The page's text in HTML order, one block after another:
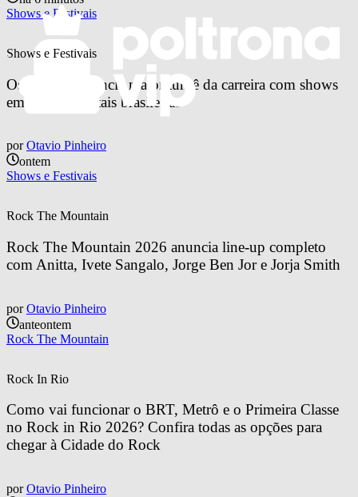
Shows e Festivais
Shows e Festivais
Os Garotin anuncia maior turnê da carreira com shows
em quatro capitais brasileiras
por Otavio Pinheiro
ontem
Shows e Festivais
Rock The Mountain
Rock The Mountain 2026 anuncia line-up completo
com Anitta, Ivete Sangalo, Jorge Ben Jor e Jorja Smith
por Otavio Pinheiro
anteontem
Rock The Mountain
Rock In Rio
Como vai funcionar o BRT, Metrô e o Primeira Classe
no Rock in Rio 2026? Confira todas as opções para
chegar à Cidade do Rock
por Otavio Pinheiro